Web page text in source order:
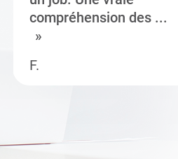
compréhension des ...
F.